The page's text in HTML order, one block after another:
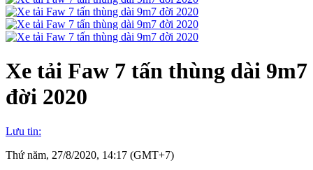
Xe tải Faw 7 tấn thùng dài 9m7
đời 2020
Lưu tin:
Thứ năm, 27/8/2020, 14:17 (GMT+7)